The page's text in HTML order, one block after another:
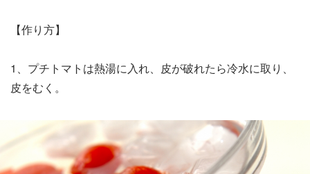
【作り方】
1、プチトマトは熱湯に入れ、皮が破れたら冷水に取り、
皮をむく。